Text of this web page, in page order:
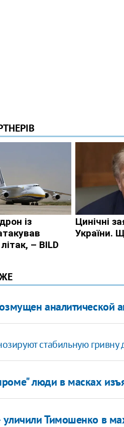
аналитической
стабильную гривну
люди в масках
уличили Тимошенко в